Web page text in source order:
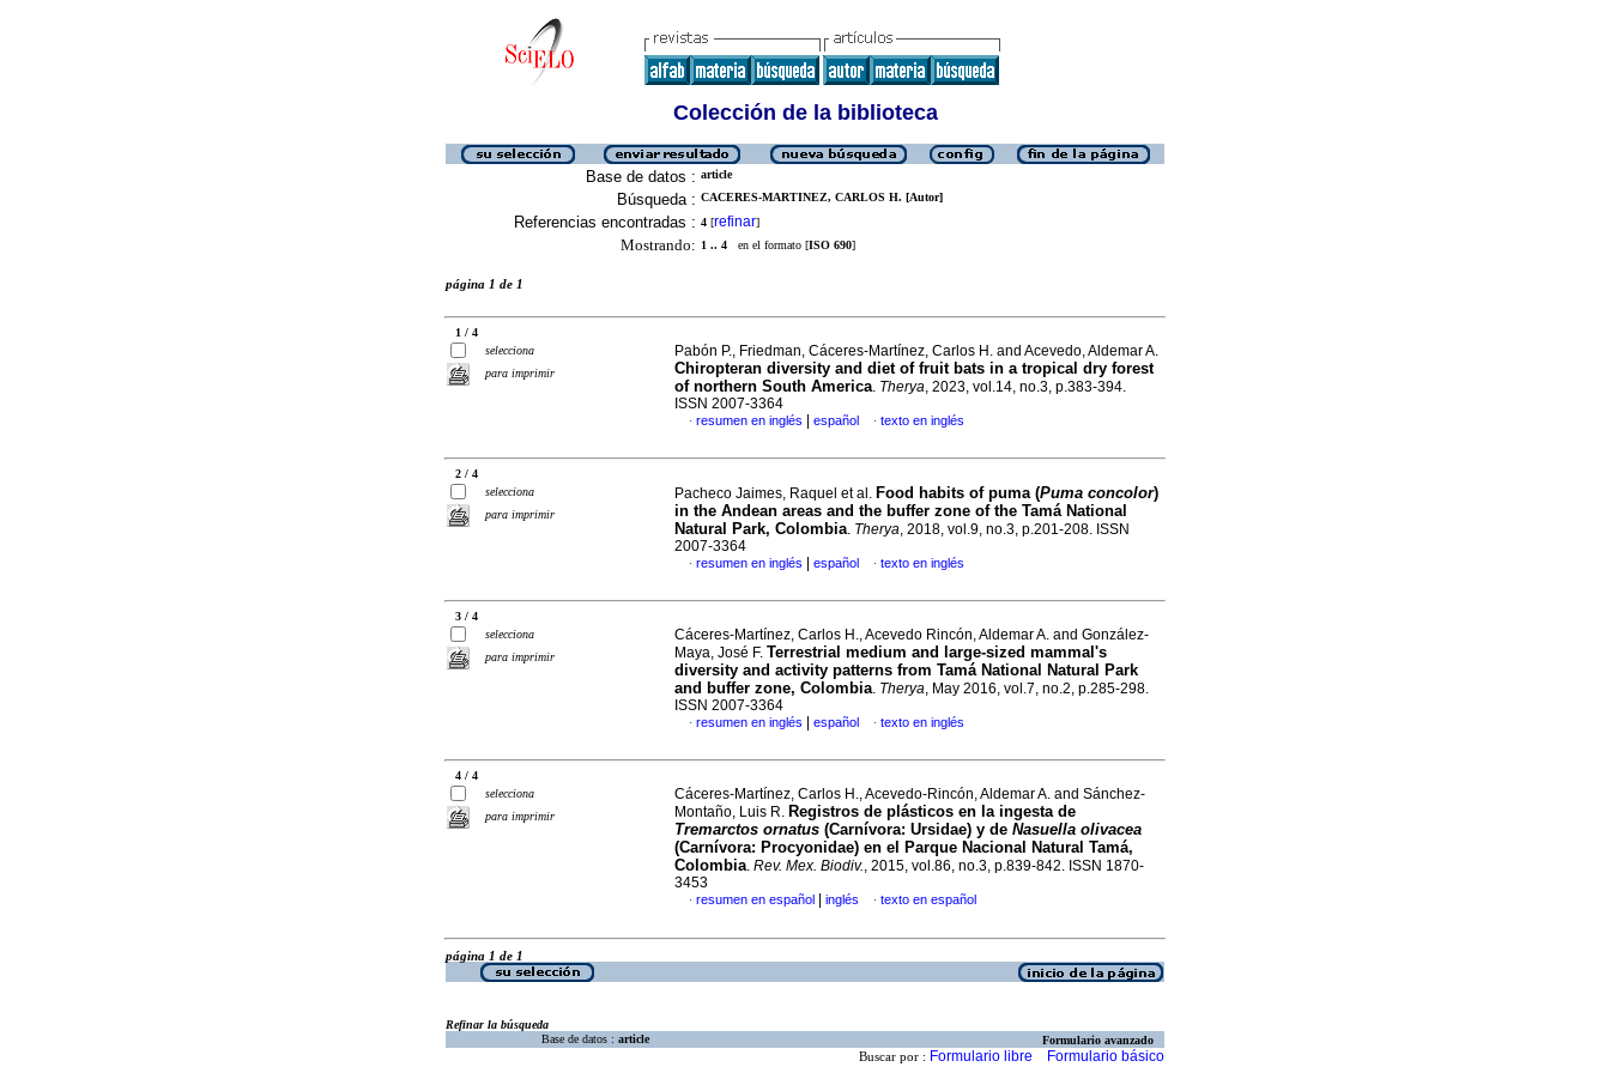
Colección de la biblioteca
Base de datos : article
Búsqueda : CACERES-MARTINEZ, CARLOS H. [Autor]
Referencias encontradas : 4 [refinar]
Mostrando: 1 .. 4 en el formato [ISO 690]
página 1 de 1
1 / 4
selecciona
para imprimir
Pabón P., Friedman, Cáceres-Martínez, Carlos H. and Acevedo, Aldemar A.
Chiropteran diversity and diet of fruit bats in a tropical dry forest
of northern South America. Therya, 2023, vol.14, no.3, p.383-394.
ISSN 2007-3364
· resumen en inglés español · texto en inglés
2 / 4
selecciona
para imprimir
Pacheco Jaimes, Raquel et al. Food habits of puma (Puma concolor)
in the Andean areas and the buffer zone of the Tamá National
Natural Park, Colombia. Therya, 2018, vol.9, no.3, p.201-208. ISSN
2007-3364
· resumen en inglés español · texto en inglés
3 / 4
selecciona
para imprimir
Cáceres-Martínez, Carlos H., Acevedo Rincón, Aldemar A. and González-
Maya, José F. Terrestrial medium and large-sized mammal's
diversity and activity patterns from Tamá National Natural Park
and buffer zone, Colombia. Therya, May 2016, vol.7, no.2, p.285-298.
ISSN 2007-3364
· resumen en inglés español · texto en inglés
4 / 4
selecciona
para imprimir
Cáceres-Martínez, Carlos H., Acevedo-Rincón, Aldemar A. and Sánchez-
Montaño, Luis R. Registros de plásticos en la ingesta de
Tremarctos ornatus (Carnívora: Ursidae) y de Nasuella olivacea
(Carnívora: Procyonidae) en el Parque Nacional Natural Tamá,
Colombia. Rev. Mex. Biodiv., 2015, vol.86, no.3, p.839-842. ISSN 1870-
3453
· resumen en español inglés · texto en español
página 1 de 1
Refinar la búsqueda
Base de datos : article Formulario avanzado
Buscar por : Formulario libre Formulario básico